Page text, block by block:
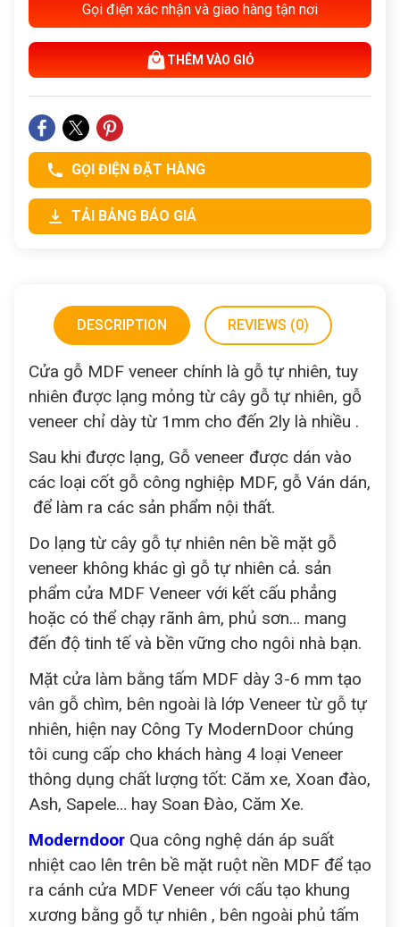
Gọi điện xác nhận và giao hàng tận nơi
THÊM VÀO GIỎ
GỌI ĐIỆN ĐẶT HÀNG
TẢI BẢNG BÁO GIÁ
DESCRIPTION REVIEWS (0)
Cửa gỗ MDF veneer chính là gỗ tự nhiên, tuy
nhiên được lạng mỏng từ cây gỗ tự nhiên, gỗ
veneer chỉ dày từ 1mm cho đến 2ly là nhiều .
Sau khi được lạng, Gỗ veneer được dán vào
các loại cốt gỗ công nghiệp MDF, gỗ Ván dán,
để làm ra các sản phẩm nội thất.
Do lạng từ cây gỗ tự nhiên nên bề mặt gỗ
veneer không khác gì gỗ tự nhiên cả. sản
phẩm cửa MDF Veneer với kết cấu phẳng
hoặc có thể chạy rãnh âm, phủ sơn… mang
đến độ tinh tế và bền vững cho ngôi nhà bạn.
Mặt cửa làm bằng tấm MDF dày 3-6 mm tạo
vân gỗ chìm, bên ngoài là lớp Veneer từ gỗ tự
nhiên, hiện nay Công Ty ModernDoor chúng
tôi cung cấp cho khách hàng 4 loại Veneer
thông dụng chất lượng tốt: Căm xe, Xoan đào,
Ash, Sapele… hay Soan Đào, Căm Xe.
Moderndoor Qua công nghệ dán áp suất
nhiệt cao lên trên bề mặt ruột nền MDF để tạo
ra cánh cửa MDF Veneer với cấu tạo khung
xương bằng gỗ tự nhiên , bên ngoài phủ tấm